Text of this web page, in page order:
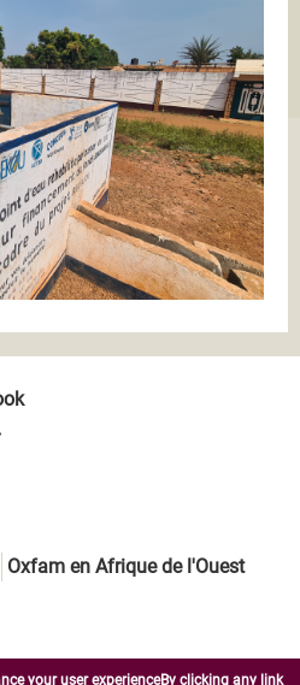
Oxfam en Afrique de l'Ouest
your user experienceBy clicking any link